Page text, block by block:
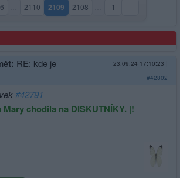
2110 2109(aktuální strana)
2108 1
RE: kde je 23.09.24 17:10:23 |
#42802
#42791
chodila na DISKUTNÍKY. |!